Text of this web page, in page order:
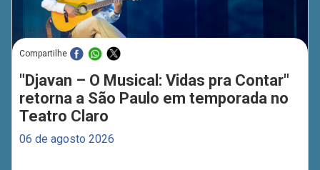
Compartilhe
"Djavan – O Musical: Vidas pra Contar"
retorna a São Paulo em temporada no
Teatro Claro
06 de agosto 2026